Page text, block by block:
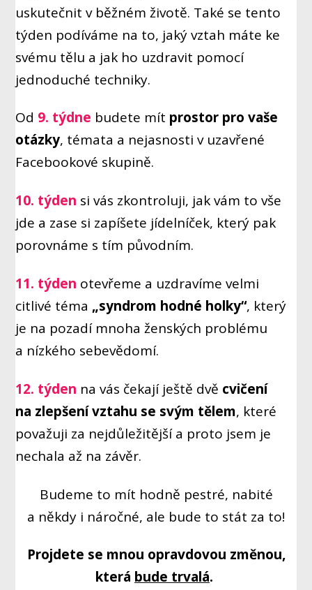
uskutečnit v běžném životě. Také se tento
týden podíváme na to, jaký vztah máte ke
svému tělu a jak ho uzdravit pomocí
jednoduché techniky.
Od 9. týdne budete mít prostor pro vaše
otázky, témata a nejasnosti v uzavřené
Facebookové skupině.
10. týden si vás zkontroluji, jak vám to vše
jde a zase si zapíšete jídelníček, který pak
porovnáme s tím původním.
11. týden otevřeme a uzdravíme velmi
citlivé téma „syndrom hodné holky“, který
je na pozadí mnoha ženských problému
a nízkého sebevědomí.
12. týden na vás čekají ještě dvě cvičení
na zlepšení vztahu se svým tělem, které
považuji za nejdůležitější a proto jsem je
nechala až na závěr.
Budeme to mít hodně pestré, nabité
a někdy i náročné, ale bude to stát za to!
Projdete se mnou opravdovou změnou,
která bude trvalá.